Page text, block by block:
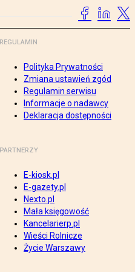
REGULAMIN
Polityka Prywatności
Zmiana ustawień zgód
Regulamin serwisu
Informacje o nadawcy
Deklaracja dostępności
PARTNERZY
E-kiosk.pl
E-gazety.pl
Nexto.pl
Mała księgowość
Kancelarierp.pl
Wieści Rolnicze
Życie Warszawy